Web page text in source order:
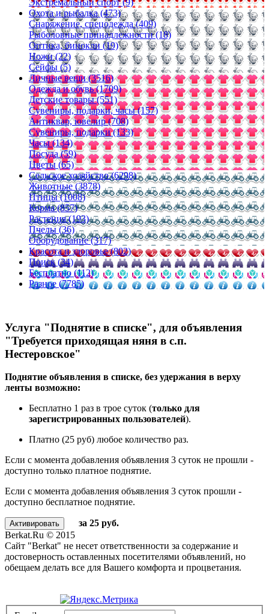
Экстремальный спорт (9)
Охота и рыбалка (473)
Снаряжение, спецодежда (409)
Рыболовные принадлежности (18)
Оптика, бинокли (19)
Ножи (22)
Сейфы (5)
Личные вещи (3516)
Одежда и обувь (1709)
Детские товары (551)
Сувениры, подарки, часы (157)
Антиквар, ювелир (708)
Сувениры, подарки (133)
Часы (134)
Посуда (59)
Цветы (65)
Сельское хозяйство (6298)
Животные (3878)
Птицы (1008)
Корма (857)
Растения (193)
Пчелы (36)
Оборудование (317)
Красота и здоровье (802)
Поиск (34)
Бесплатно (112)
Разное (7785)
Услуга "Поднятие в списке", для объявления
"Требуется приходящая няня в с.п.
Нестеровское"
Поднятие объявления в списке, без удержания в верху
ленты возможно:
Бесплатно 1 раз в трое суток (только для
зарегистрированных пользователей).
Платно (25 руб) любое количество раз.
Если с момента добавления объявления 3 суток не прошли -
доступно только платное поднятие.
Если с момента добавления объявления 3 суток прошли -
доступно бесплатное поднятие.
за 25 руб.
Berkat.Ru © 2015
Сайт "Berkat" не несет ответственности за содержание и
достоверность оставленных посетителями объявлений, но
обещаем делать все для Вашего комфорта и процветания.